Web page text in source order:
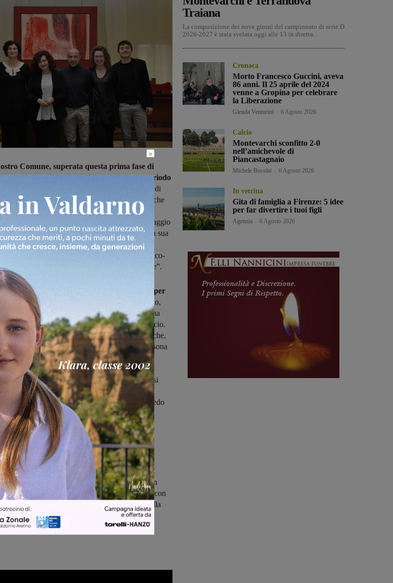
Comune, superata questa prima fase di
fusione dei Comuni, si apre un nuovo periodo
Giulia Mugnai – Grazie all’ottimo lavoro di
abbiamo un Bilancio calibrato al centesimo, che
per diventare uno strumento preciso e
politica. Per guidare questo passaggio
Testi, un ex sindaco stimato e apprezzato dalla sua
grazie ad una lunga e proficua esperienza
dare alla nostra Giunta quel giusto mix tecnico-
per mettere a frutto tutti i benefici della fusione”.
sarà il valore aggiunto per questa giunta e per
Incisa. Abbiamo uno strumento, il bilancio,
al servizio della politica per questo arriva una
per l'assessore che ricoprirà la delega al bilancio.
circa 12 milioni di euro in opere pubbliche,
servizi da erogare quindi il presidio di una persona
è importante. Dieci anni di
portano a Figline Incisa capacità e
Sauro di aver accettato questa sfida. Non si
ma anche di sviluppo del territorio: ora
alle relazioni con i territori circostanti. Credo
molto bene”.
delle politiche di area vasta – ha aggiunto
-, una delega introdotta adesso ma che, in
continua evoluzione geo-politica del
un ruolo determinante anche per la nostra città.
far partire la macchina comunale da un
ma adesso è il momento di guardare con
che si aprono intorno a noi relativamente alla
all’area del Valdarno aretino e all’Unione dei
Valdisieve”.
Traiana
La composizione dei nove gironi del campionato di serie D
2026-2027 è stata svelata oggi alle 13 in diretta...
Cronaca
Morto Francesco Guccini, aveva
86 anni. Il 25 aprile del 2024
venne a Gropina per celebrare
la Liberazione
Glenda Venturini 6 Agosto 2026
Calcio
Montevarchi sconfitto 2-0
nell’amichevole di
Piancastagnaio
Michele Bossini 6 Agosto 2026
In vetrina
Gita di famiglia a Firenze: 5 idee
per far divertire i tuoi figli
Agenzia 6 Agosto 2026
×